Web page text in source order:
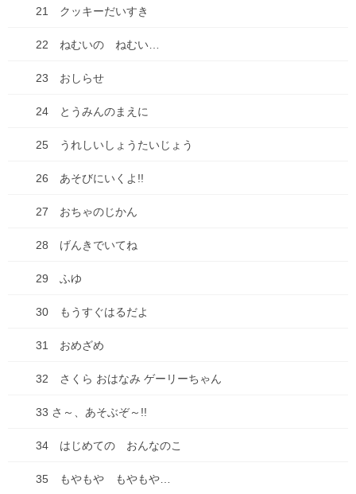
次回のコメントで使用するためブラウザーに自分の名前、メール
オレ城19話目、アップしまし
してる？
21 クッキーだいすき
22 ねむいの ねむい…
23 おしらせ
24 とうみんのまえに
25 うれしいしょうたいじょう
26 あそびにいくよ!!
27 おちゃのじかん
28 げんきでいてね
29 ふゆ
30 もうすぐはるだよ
31 おめざめ
32 さくら おはなみ ゲーリーちゃん
33 さ～、あそぶぞ～!!
34 はじめての おんなのこ
35 もやもや もやもや…